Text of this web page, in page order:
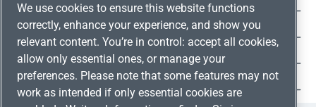
Versandarten
Zahlungsarten
Adresse
Umweltschutz & Partnerschaft
We use cookies to ensure this website functions
correctly, enhance your experience, and show you
relevant content. You’re in control: accept all cookies,
allow only essential ones, or manage your
preferences. Please note that some features may not
work as intended if only essential cookies are